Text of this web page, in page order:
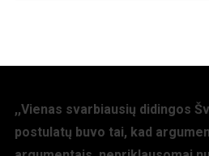
,,Vienas svarbiausių didingos
postulatų buvo tai, kad